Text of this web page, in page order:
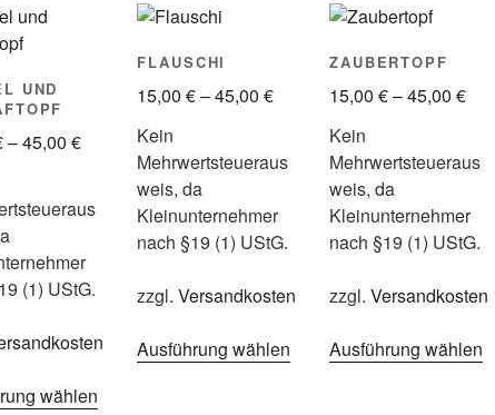
UND
–45,00 €
(1) UStG.
wählen
FLAUSCHI
15,00 €–45,00 €
Kein
Mehrwertsteueraus
weis, da
Kleinunternehmer
nach §19 (1) UStG.
zzgl. Versandkosten
Ausführung wählen Dieses
ZAUBERTOPF
15,00 €–45,00 €
Kein
Mehrwertsteueraus
weis, da
Kleinunternehmer
nach §19 (1) UStG.
zzgl. Versandkosten
Ausführung wählen